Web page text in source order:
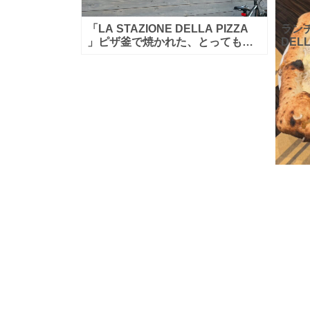
「LA STAZIONE DELLA PIZZA
」ピザ釜で焼かれた、とっても美
ラン
ネ デ
モン
かっ